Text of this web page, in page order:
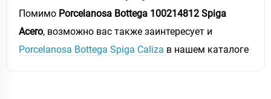
Помимо Porcelanosa Bottega 100214812 Spiga
Acero, возможно вас также заинтересует и
Porcelanosa Bottega Spiga Caliza в нашем каталоге